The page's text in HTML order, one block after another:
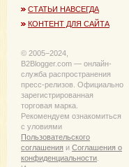
СТАТЬИ НАВСЕГДА
КОНТЕНТ ДЛЯ САЙТА
© 2005−2024,
B2Blogger.com — онлайн-
служба распространения
пресс-релизов. Официально
зарегистрированная
торговая марка.
Рекомендуем ознакомиться
с уловиями
Пользовательского
соглашения и Соглашения о
конфиденциальности